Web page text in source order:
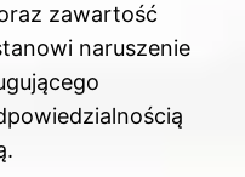
zawartość
naruszenie